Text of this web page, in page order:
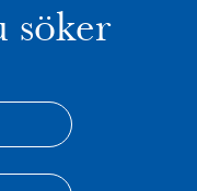
söker